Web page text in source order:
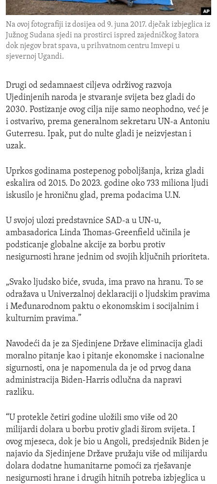
ENVIRONMENT AND HEALTH
IDEALS AND INSTITUTIONS
Na ovoj fotografiji iz dosijea od 9. juna 2017. dječak izbjeglica iz
Južnog Sudana sjedi na prostirci ispred zajedničkog šatora
dok njegov brat spava, u prihvatnom centru Imvepi u
sjevernoj Ugandi.
Drugi od sedamnaest ciljeva održivog razvoja
Ujedinjenih naroda je stvaranje svijeta bez gladi do
2030. Postizanje ovog cilja nije samo neophodno, već je
i ostvarivo, prema generalnom sekretaru UN-a Antoniu
Guterresu. Ipak, put do nulte gladi je neizvjestan i
uzak.
Uprkos godinama postepenog poboljšanja, kriza gladi
eskalira od 2015. Do 2023. godine oko 733 miliona ljudi
iskusilo je hroničnu glad, prema podacima U.N.
U svojoj ulozi predstavnice SAD-a u UN-u,
ambasadorica Linda Thomas-Greenfield učinila je
podsticanje globalne akcije za borbu protiv
nesigurnosti hrane jednim od svojih ključnih prioriteta.
„Svako ljudsko biće, svuda, ima pravo na hranu. To se
odražava u Univerzalnoj deklaraciji o ljudskim pravima
i Međunarodnom paktu o ekonomskim i socijalnim i
kulturnim pravima.”
Navodeći da je za Sjedinjene Države eliminacija gladi
moralno pitanje kao i pitanje ekonomske i nacionalne
sigurnosti, ona je napomenula da je od prvog dana
administracija Biden-Harris odlučna da napravi
razliku.
“U protekle četiri godine uložili smo više od 20
milijardi dolara u borbu protiv gladi širom svijeta. I
ovog mjeseca, dok je bio u Angoli, predsjednik Biden je
najavio da Sjedinjene Države pružaju više od milijardu
dolara dodatne humanitarne pomoći za rješavanje
nesigurnosti hrane i drugih hitnih potreba izbjeglica u